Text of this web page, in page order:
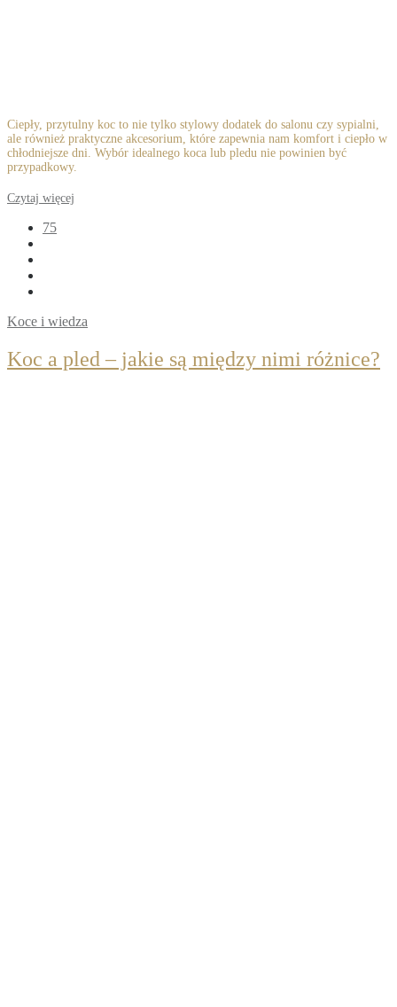
Ciepły, przytulny koc to nie tylko stylowy dodatek do salonu czy sypialni,
ale również praktyczne akcesorium, które zapewnia nam komfort i ciepło w
chłodniejsze dni. Wybór idealnego koca lub pledu nie powinien być
przypadkowy.
Czytaj więcej
75
Koce i wiedza
Koc a pled – jakie są między nimi różnice?